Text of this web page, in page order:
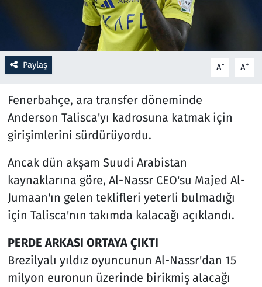
Paylaş A- A+
Fenerbahçe, ara transfer döneminde
Anderson Talisca'yı kadrosuna katmak için
girişimlerini sürdürüyordu.
Ancak dün akşam Suudi Arabistan
kaynaklarına göre, Al-Nassr CEO'su Majed Al-
Jumaan'ın gelen teklifleri yeterli bulmadığı
için Talisca'nın takımda kalacağı açıklandı.
PERDE ARKASI ORTAYA ÇIKTI
Brezilyalı yıldız oyuncunun Al-Nassr'dan 15
milyon euronun üzerinde birikmiş alacağı
Savunma Sanayi
Seçim 2023
Spor
Teknoloji ve Bilim
Televizyon